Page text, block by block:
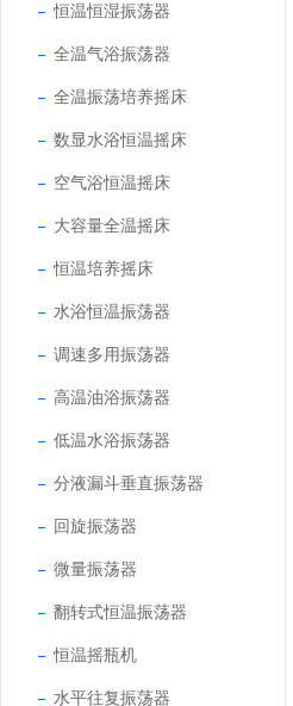
恒温恒湿振荡器
全温气浴振荡器
全温振荡培养摇床
数显水浴恒温摇床
空气浴恒温摇床
大容量全温摇床
恒温培养摇床
水浴恒温振荡器
调速多用振荡器
高温油浴振荡器
低温水浴振荡器
分液漏斗垂直振荡器
回旋振荡器
微量振荡器
翻转式恒温振荡器
恒温摇瓶机
水平往复振荡器